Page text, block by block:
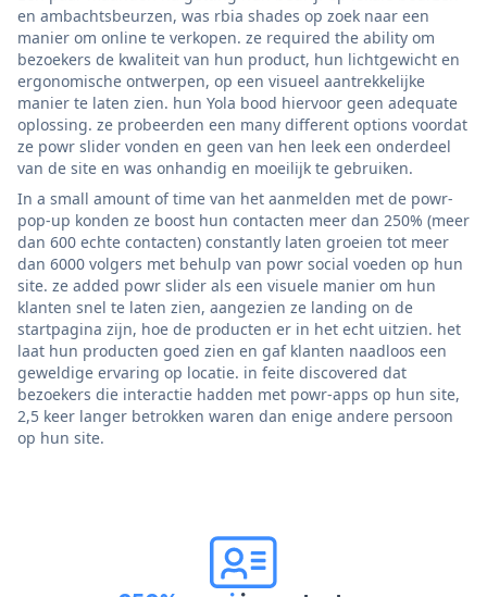
en ambachtsbeurzen, was rbia shades op zoek naar een
manier om online te verkopen. ze required the ability om
bezoekers de kwaliteit van hun product, hun lichtgewicht en
ergonomische ontwerpen, op een visueel aantrekkelijke
manier te laten zien. hun Yola bood hiervoor geen adequate
oplossing. ze probeerden een many different options voordat
ze powr slider vonden en geen van hen leek een onderdeel
van de site en was onhandig en moeilijk te gebruiken.
In a small amount of time van het aanmelden met de powr-
pop-up konden ze boost hun contacten meer dan 250% (meer
dan 600 echte contacten) constantly laten groeien tot meer
dan 6000 volgers met behulp van powr social voeden op hun
site. ze added powr slider als een visuele manier om hun
klanten snel te laten zien, aangezien ze landing on de
startpagina zijn, hoe de producten er in het echt uitzien. het
laat hun producten goed zien en gaf klanten naadloos een
geweldige ervaring op locatie. in feite discovered dat
bezoekers die interactie hadden met powr-apps op hun site,
2,5 keer langer betrokken waren dan enige andere persoon
op hun site.